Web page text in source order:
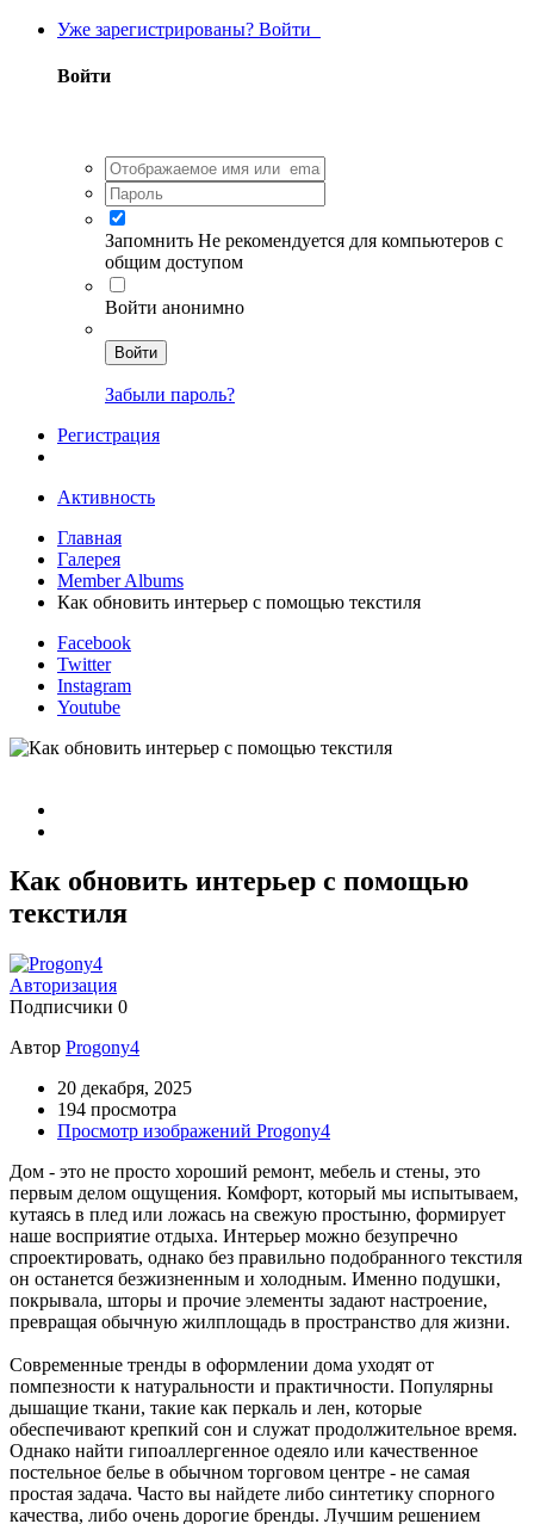
Уже зарегистрированы? Войти
Войти
Запомнить Не рекомендуется для компьютеров с
общим доступом
Войти анонимно
Войти
Забыли пароль?
Регистрация
Активность
Главная
Галерея
Member Albums
Как обновить интерьер с помощью текстиля
Facebook
Twitter
Instagram
Youtube
Как обновить интерьер с помощью
текстиля
Авторизация
Подписчики 0
Автор Progony4
20 декабря, 2025
194 просмотра
Просмотр изображений Progony4
Дом - это не просто хороший ремонт, мебель и стены, это
первым делом ощущения. Комфорт, который мы испытываем,
кутаясь в плед или ложась на свежую простыню, формирует
наше восприятие отдыха. Интерьер можно безупречно
спроектировать, однако без правильно подобранного текстиля
он останется безжизненным и холодным. Именно подушки,
покрывала, шторы и прочие элементы задают настроение,
превращая обычную жилплощадь в пространство для жизни.
Современные тренды в оформлении дома уходят от
помпезности к натуральности и практичности. Популярны
дышащие ткани, такие как перкаль и лен, которые
обеспечивают крепкий сон и служат продолжительное время.
Однако найти гипоаллергенное одеяло или качественное
постельное белье в обычном торговом центре - не самая
простая задача. Часто вы найдете либо синтетику спорного
качества, либо очень дорогие бренды. Лучшим решением